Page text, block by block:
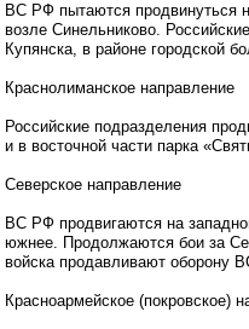
ВС РФ пытаются продвинуться
возле Синельниково.
Купянска, в районе городской
Краснолиманское направление
Российские подразделения
и в восточной части парка
Северское направление
ВС РФ продвигаются на
южнее. Продолжаются бои за
войска продавливают оборону
Красноармейское (покровское)